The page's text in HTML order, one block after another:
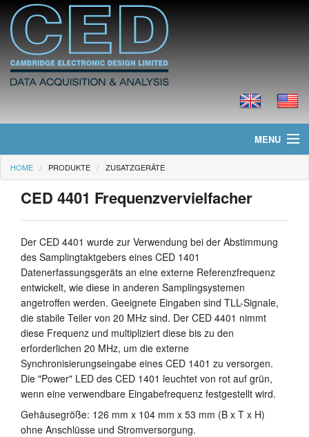
MENU
Home
Neues
Preisliste
Downloads
Anleitung
Kundendienst
Händler
HOME PRODUKTE ZUSATZGERÄTE
CED 4401 Frequenzvervielfacher
Der CED 4401 wurde zur Verwendung bei der Abstimmung
des Samplingtaktgebers eines CED 1401
Datenerfassungsgeräts an eine externe Referenzfrequenz
entwickelt, wie diese in anderen Samplingsystemen
angetroffen werden. Geeignete Eingaben sind TLL-Signale,
die stabile Teiler von 20 MHz sind. Der CED 4401 nimmt
diese Frequenz und multipliziert diese bis zu den
erforderlichen 20 MHz, um die externe
Synchronisierungseingabe eines CED 1401 zu versorgen.
Die "Power" LED des CED 1401 leuchtet von rot auf grün,
wenn eine verwendbare Eingabefrequenz festgestellt wird.
Gehäusegröße: 126 mm x 104 mm x 53 mm (B x T x H)
ohne Anschlüsse und Stromversorgung.